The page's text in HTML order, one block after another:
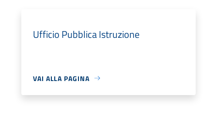
Ufficio Pubblica Istruzione
VAI ALLA PAGINA